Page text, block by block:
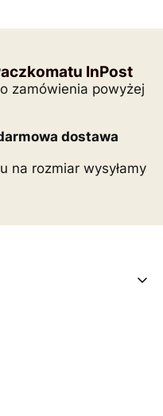
InPost
zamówienia powyżej
dostawa
na rozmiar wysyłamy